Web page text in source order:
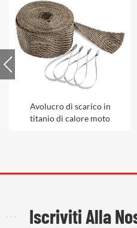
Avolucro di scarico in
titanio di calore moto
Iscriviti Alla